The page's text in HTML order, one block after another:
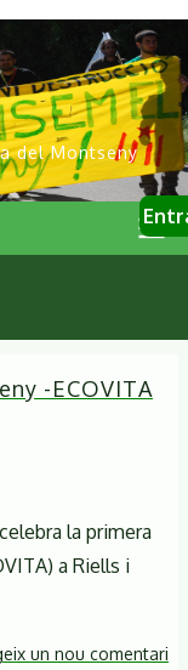
del Montseny
-ECOVITA
la primera
a Riells i
un nou comentari